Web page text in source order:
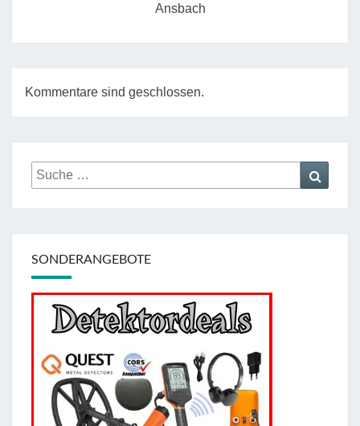
Ansbach
Kommentare sind geschlossen.
Suche
nach:
SONDERANGEBOTE